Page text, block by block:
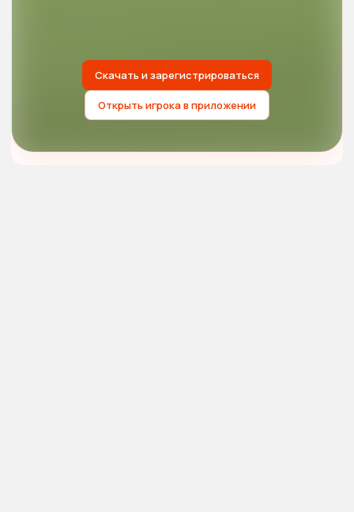
Скачать и зарегистрироваться
Открыть игрока в приложении